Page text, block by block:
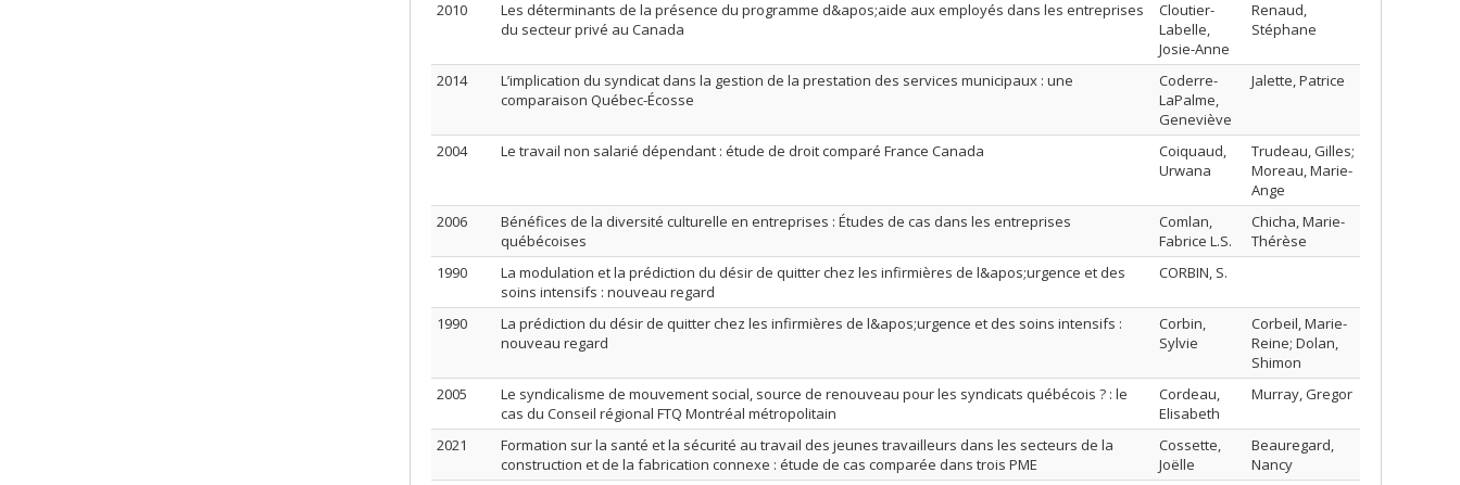
2010
Les déterminants de la présence du programme d&apos;aide aux employés dans les entreprises
du secteur privé au Canada
Cloutier-
Labelle,
Josie-Anne
Renaud,
Stéphane
2014
L’implication du syndicat dans la gestion de la prestation des services municipaux : une
comparaison Québec-Écosse
Coderre-
LaPalme,
Geneviève
Jalette, Patrice
2004 Le travail non salarié dépendant : étude de droit comparé France Canada
Coiquaud,
Urwana
Trudeau, Gilles;
Moreau, Marie-
Ange
2006
Bénéfices de la diversité culturelle en entreprises : Études de cas dans les entreprises
québécoises
Comlan,
Fabrice L.S.
Chicha, Marie-
Thérèse
1990
La modulation et la prédiction du désir de quitter chez les infirmières de l&apos;urgence et des
soins intensifs : nouveau regard
CORBIN, S.
1990
La prédiction du désir de quitter chez les infirmières de l&apos;urgence et des soins intensifs :
nouveau regard
Corbin,
Sylvie
Corbeil, Marie-
Reine; Dolan,
Shimon
2005
Le syndicalisme de mouvement social, source de renouveau pour les syndicats québécois ? : le
cas du Conseil régional FTQ Montréal métropolitain
Cordeau,
Elisabeth
Murray, Gregor
2021
Formation sur la santé et la sécurité au travail des jeunes travailleurs dans les secteurs de la
construction et de la fabrication connexe : étude de cas comparée dans trois PME
Cossette,
Joëlle
Beauregard,
Nancy